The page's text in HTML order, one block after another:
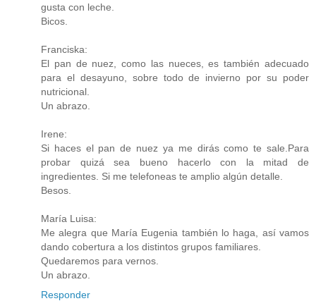
gusta con leche.
Bicos.
Franciska:
El pan de nuez, como las nueces, es también adecuado
para el desayuno, sobre todo de invierno por su poder
nutricional.
Un abrazo.
Irene:
Si haces el pan de nuez ya me dirás como te sale.Para
probar quizá sea bueno hacerlo con la mitad de
ingredientes. Si me telefoneas te amplio algún detalle.
Besos.
María Luisa:
Me alegra que María Eugenia también lo haga, así vamos
dando cobertura a los distintos grupos familiares.
Quedaremos para vernos.
Un abrazo.
Responder